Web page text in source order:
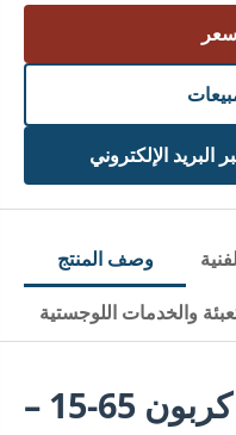
الإلكتروني
وصف المنتج
والخدمات اللوجستية
سبيكة سيليكون كربون 65-15 –